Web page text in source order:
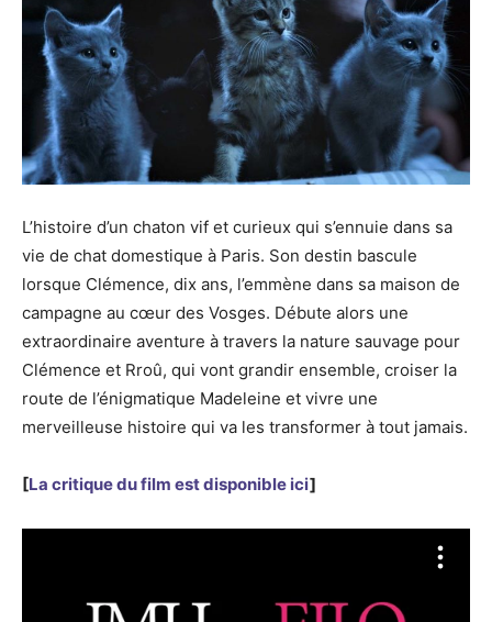
L’histoire d’un chaton vif et curieux qui s’ennuie dans sa
vie de chat domestique à Paris. Son destin bascule
lorsque Clémence, dix ans, l’emmène dans sa maison de
campagne au cœur des Vosges. Débute alors une
extraordinaire aventure à travers la nature sauvage pour
Clémence et Rroû, qui vont grandir ensemble, croiser la
route de l’énigmatique Madeleine et vivre une
merveilleuse histoire qui va les transformer à tout jamais.
[La critique du film est disponible ici]